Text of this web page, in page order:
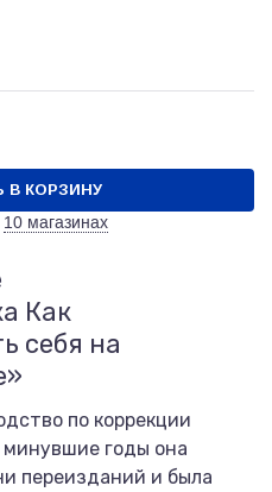
В КОРЗИНУ
10 магазинах
Как
себя на
по коррекции
минувшие годы она
переизданий и была